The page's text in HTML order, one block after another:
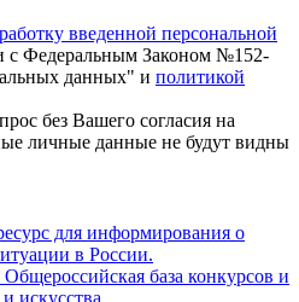
введенной персональной
с Федеральным Законом №152-
данных" и политикой
без Вашего согласия на
личные данные не будут видны